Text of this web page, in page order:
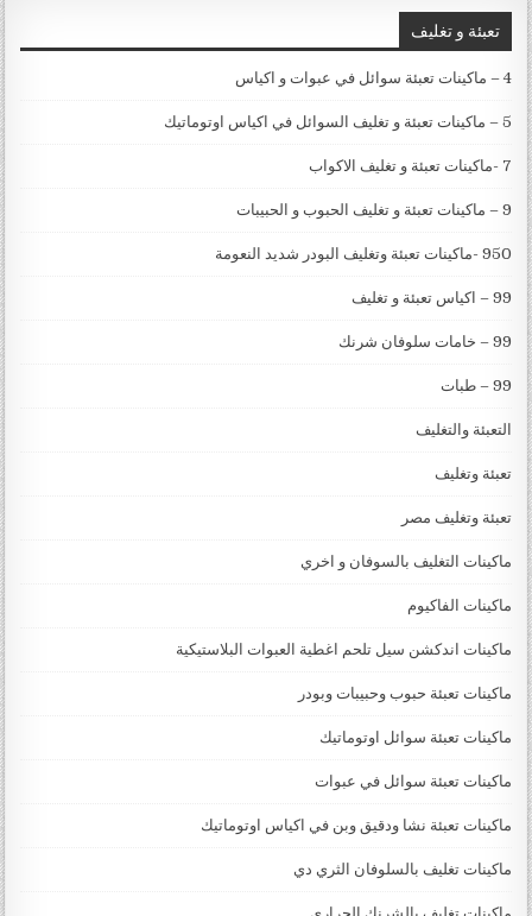
تعبئة و تغليف
4 – ماكينات تعبئة سوائل في عبوات و اكياس
5 – ماكينات تعبئة و تغليف السوائل في اكياس اوتوماتيك
7 -ماكينات تعبئة و تغليف الاكواب
9 – ماكينات تعبئة و تغليف الحبوب و الحبيبات
950 -ماكينات تعبئة وتغليف البودر شديد النعومة
99 – اكياس تعبئة و تغليف
99 – خامات سلوفان شرنك
99 – طبات
التعبئة والتغليف
تعبئة وتغليف
تعبئة وتغليف مصر
ماكينات التغليف بالسوفان و اخري
ماكينات الفاكيوم
ماكينات اندكشن سيل تلحم اغطية العبوات البلاستيكية
ماكينات تعبئة حبوب وحبيبات وبودر
ماكينات تعبئة سوائل اوتوماتيك
ماكينات تعبئة سوائل في عبوات
ماكينات تعبئة نشا ودقيق وبن في اكياس اوتوماتيك
ماكينات تغليف بالسلوفان الثري دي